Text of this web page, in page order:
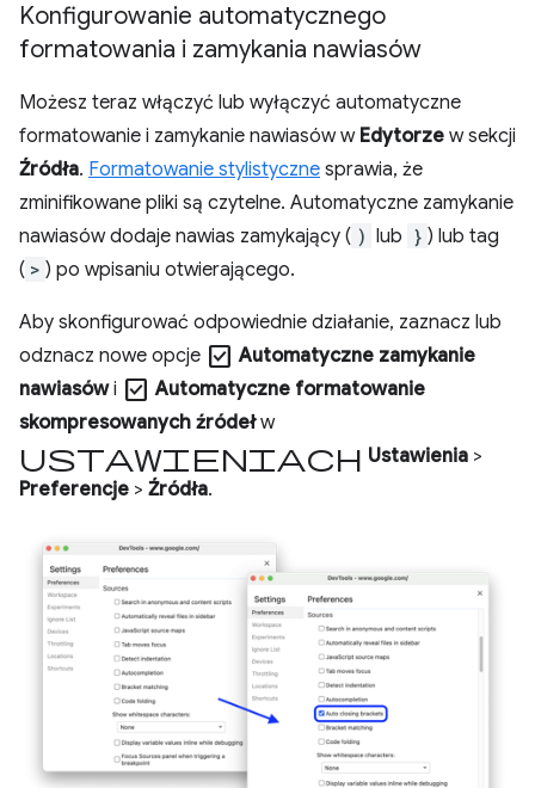
Konfigurowanie automatycznego
formatowania i zamykania nawiasów
Możesz teraz włączyć lub wyłączyć automatyczne
formatowanie i zamykanie nawiasów w Edytorze w sekcji
Źródła. Formatowanie stylistyczne sprawia, że
zminifikowane pliki są czytelne. Automatyczne zamykanie
nawiasów dodaje nawias zamykający ( ) lub } ) lub tag
( > ) po wpisaniu otwierającego.
Aby skonfigurować odpowiednie działanie, zaznacz lub
odznacz nowe opcje check_box Automatyczne zamykanie
nawiasówi check_box Automatyczne formatowanie
skompresowanych źródełw
ustawieniach Ustawienia >
Preferencje > Źródła.